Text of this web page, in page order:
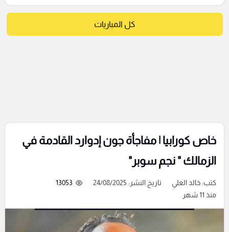
كل المباريات
خاص كورابيا | مفاجأة جون إدوارد القادمة في
الزمالك " نجم سوبر"
كتب:خالد العلي تاريخ النشر: 24/08/2025
13053
منذ 11 شهر